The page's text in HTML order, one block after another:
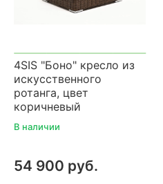
4SIS "Боно" кресло из
искусственного
ротанга, цвет
коричневый
В наличии
54 900 руб.